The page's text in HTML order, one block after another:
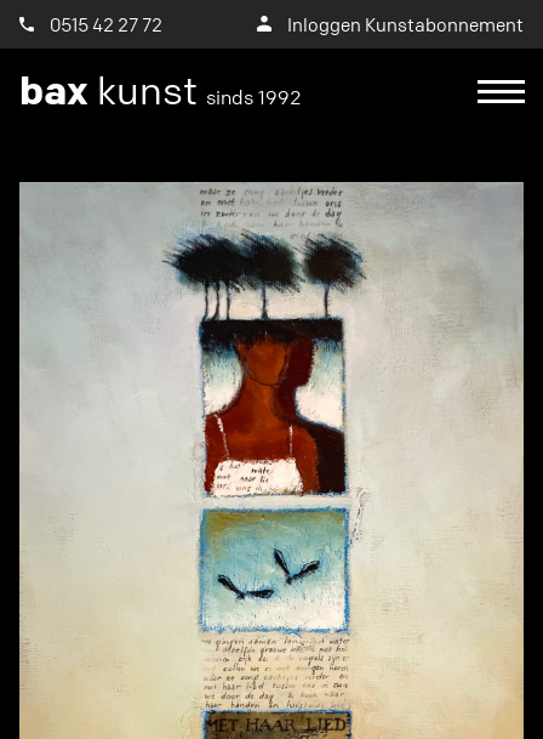
0515 42 27 72 Inloggen Kunstabonnement
bax kunst sinds 1992